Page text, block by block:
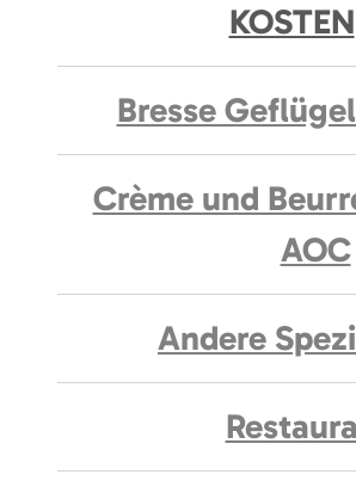
KOSTEN
Bresse
Crème und
AOC
Andere